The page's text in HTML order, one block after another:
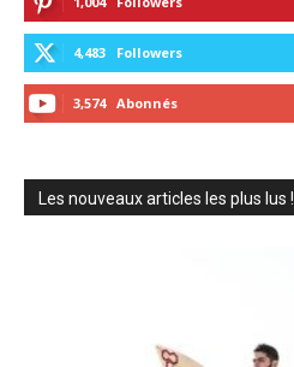
4,483 Followers
3,574 Abonnés
Les nouveaux articles les plus lus !